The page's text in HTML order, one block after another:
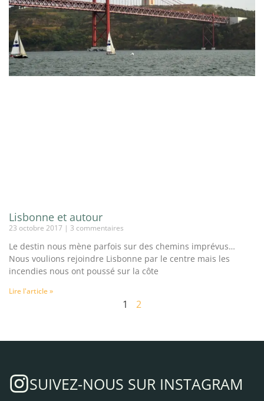
Lisbonne et autour
23 octobre 2017 3 commentaires
Le destin nous mène parfois sur des chemins imprévus…
Nous voulions rejoindre Lisbonne par le centre mais les
incendies nous ont poussé sur la côte
Lire l'article »
1 2
SUIVEZ-NOUS SUR INSTAGRAM